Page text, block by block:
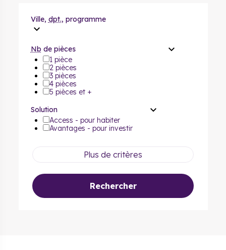
Ville, dpt., programme
Nb de pièces
1 pièce
2 pièces
3 pièces
4 pièces
5 pièces et +
Solution
Access - pour habiter
Avantages - pour investir
Plus de critères
Rechercher